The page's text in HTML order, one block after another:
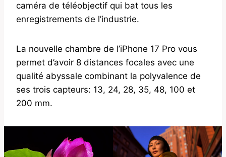
caméra de téléobjectif qui bat tous les
enregistrements de l’industrie.
La nouvelle chambre de l’iPhone 17 Pro vous
permet d’avoir 8 distances focales avec une
qualité abyssale combinant la polyvalence de
ses trois capteurs: 13, 24, 28, 35, 48, 100 et
200 mm.